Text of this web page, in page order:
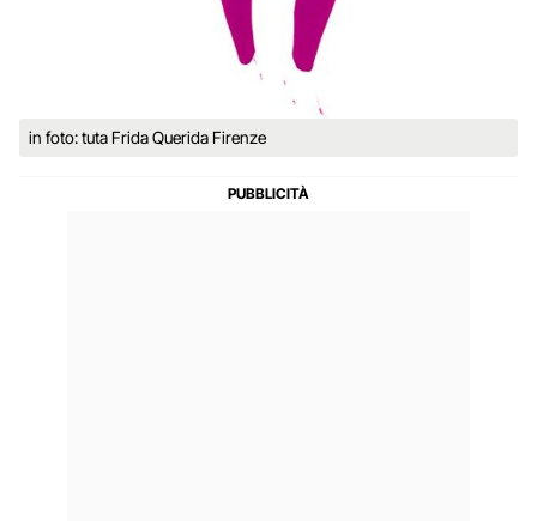
in foto: tuta Frida Querida Firenze